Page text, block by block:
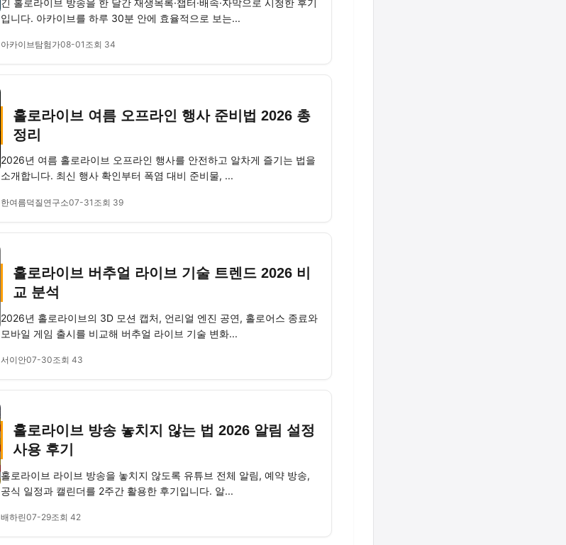
입니다. 아카이브를 하루 30분 안에 효율적으로 보는...
아카이브탐험가08-01 조회 34
홀로라이브 여름 오프라인 행사 준비법 2026 총
정리
2026년 여름 홀로라이브 오프라인 행사를 안전하고 알차게 즐기는 법을
소개합니다. 최신 행사 확인부터 폭염 대비 준비물, ...
한여름덕질연구소07-31 조회 39
홀로라이브 버추얼 라이브 기술 트렌드 2026 비
교 분석
2026년 홀로라이브의 3D 모션 캡처, 언리얼 엔진 공연, 홀로어스 종료와
모바일 게임 출시를 비교해 버추얼 라이브 기술 변화...
서이안07-30조회 43
홀로라이브 방송 놓치지 않는 법 2026 알림 설정
사용 후기
홀로라이브 라이브 방송을 놓치지 않도록 유튜브 전체 알림, 예약 방송,
공식 일정과 캘린더를 2주간 활용한 후기입니다. 알...
배하린07-29조회 42